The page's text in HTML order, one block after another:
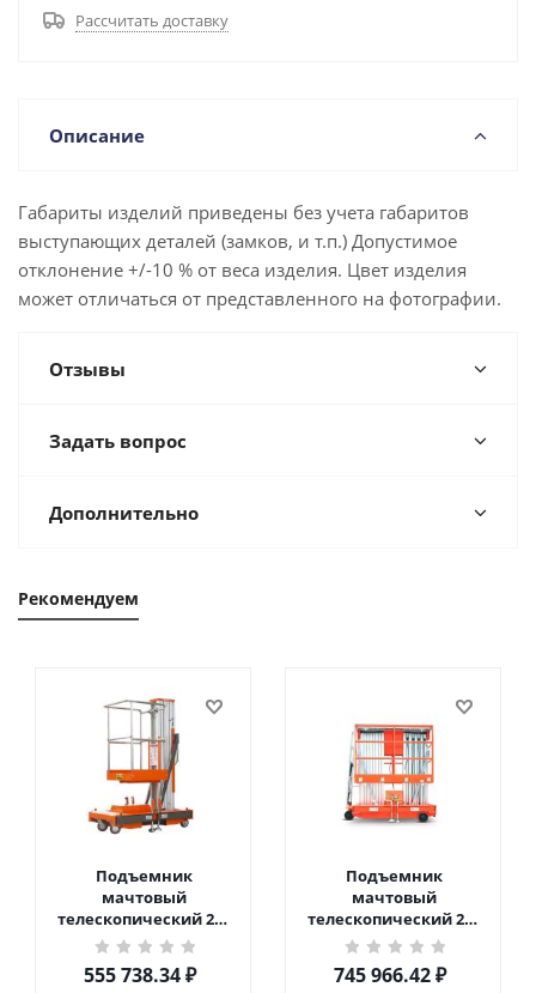
Рассчитать доставку
Описание
Габариты изделий приведены без учета габаритов
выступающих деталей (замков, и т.п.) Допустимое
отклонение +/-10 % от веса изделия. Цвет изделия
может отличаться от представленного на фотографии.
Отзывы
Задать вопрос
Дополнительно
Рекомендуем
Подъемник
мачтовый
телескопический 200
кг 6 м TOR GTWY6-200S
DC 2-мачтовый
(автономный) (G) в
555 738.34₽
Подъемник
мачтовый
телескопический 200
кг 10 м TOR GTWY10-
200S DC 2-мачтовый
(автономный) (N) в
745 966.42₽